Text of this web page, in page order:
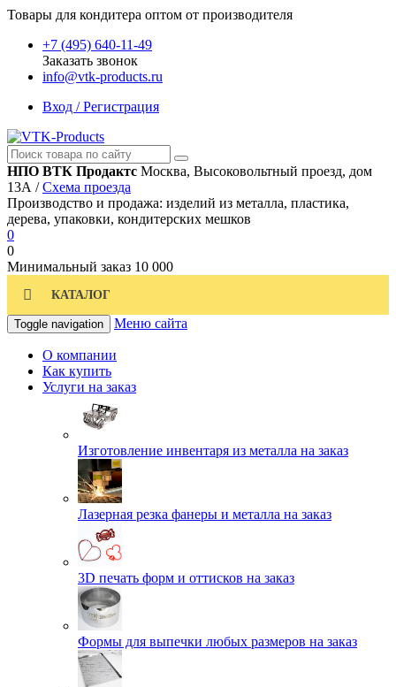
Товары для кондитера оптом от производителя
+7 (495) 640-11-49
Заказать звонок
info@vtk-products.ru
Вход / Регистрация
НПО ВТК Продактс Москва, Высоковольтный проезд, дом
13А /Схема проезда
Производство и продажа: изделий из металла, пластика,
дерева, упаковки, кондитерских мешков
0
0
Минимальный заказ 10 000
КАТАЛОГ
Toggle navigation Меню сайта
О компании
Как купить
Услуги на заказ
Изготовление инвентаря из металла на заказ
Лазерная резка фанеры и металла на заказ
3D печать форм и оттисков на заказ
Формы для выпечки любых размеров на заказ